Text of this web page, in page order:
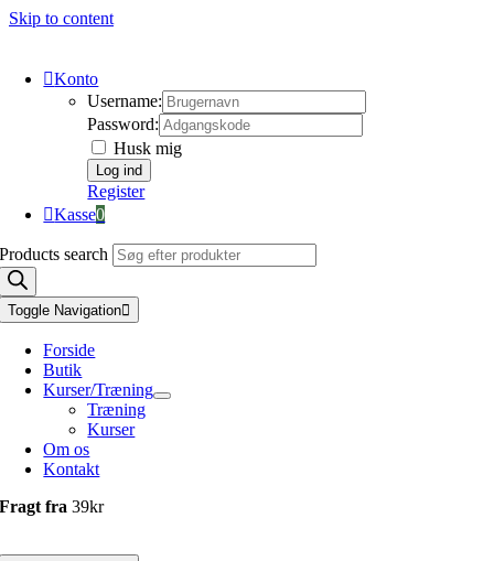
Skip to content
Konto
Username:
Password:
Husk mig
Register
Kasse0
Products search
Toggle Navigation
Forside
Butik
Kurser/Træning
Træning
Kurser
Om os
Kontakt
Fragt fra39kr